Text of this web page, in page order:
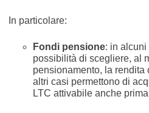
In particolare:
Fondi pensione: in alcuni
possibilità di scegliere, al
pensionamento, la rendita
altri casi permettono di
LTC attivabile anche